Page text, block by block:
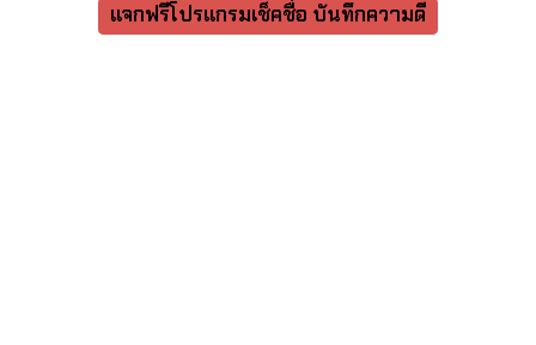
แจกฟรีโปรแกรมเช็คชื่อ บันทึกความดี